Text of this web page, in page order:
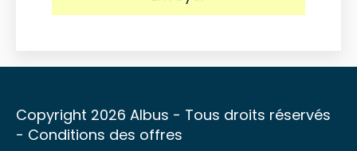
Copyright 2026 Albus - Tous droits réservés
- Conditions des offres